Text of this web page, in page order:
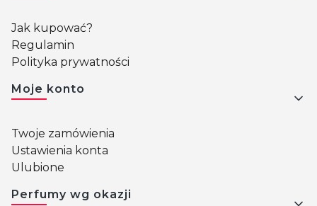
Jak kupować?
Regulamin
Polityka prywatności
Moje konto
Twoje zamówienia
Ustawienia konta
Ulubione
Perfumy wg okazji